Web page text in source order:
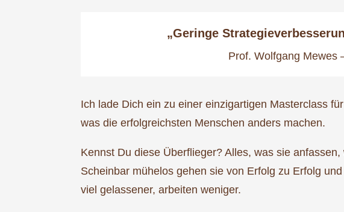
„Geringe
Prof. Wolfgang Mewes
Ich lade Dich ein zu einer einzigartigen Masterclass
was die erfolgreichsten Menschen anders machen.
Kennst Du diese Überflieger? Alles, was sie anfassen,
Scheinbar mühelos gehen sie von Erfolg zu Erfolg
viel gelassener, arbeiten weniger.